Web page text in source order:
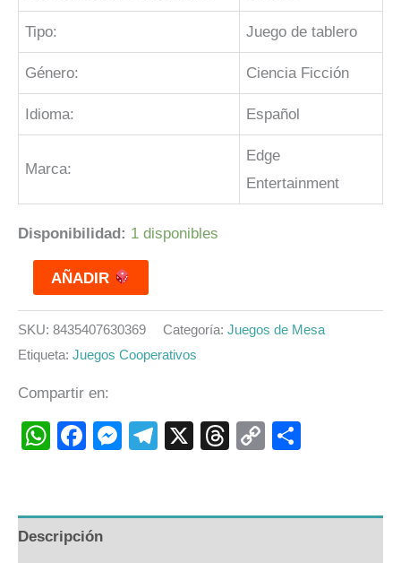
Tipo: Juego de tablero
Género: Ciencia Ficción
Idioma: Español
Marca:
Edge
Entertainment
Disponibilidad: 1 disponibles
AÑADIR
SKU: 8435407630369 Categoría: Juegos de Mesa
Etiqueta: Juegos Cooperativos
Compartir en:
WhatsApp
Facebook
Messenger
Telegram
X Threads
Copy
Descripción